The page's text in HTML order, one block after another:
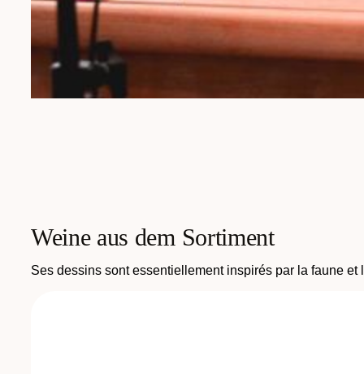
Weine aus dem Sortiment
Ses dessins sont essentiellement inspirés par la faune